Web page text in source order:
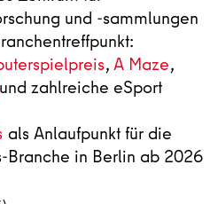
und -sammlungen
, A Maze,
und zahlreiche eSport
als Anlaufpunkt für die
Branche in Berlin ab 2026